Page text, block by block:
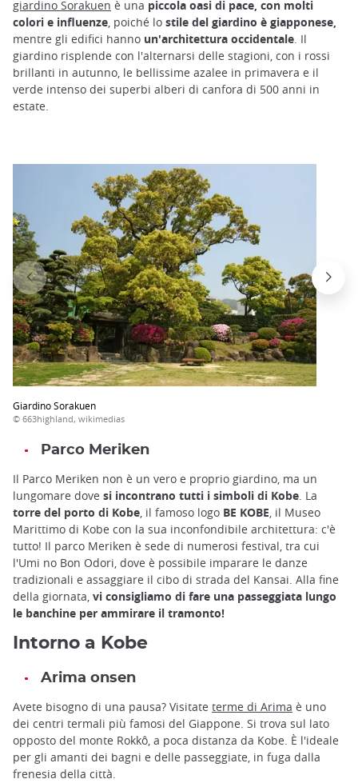
giardino Sorakuen è una piccola oasi di pace, con molti
colori e influenze, poiché lo stile del giardino è giapponese,
mentre gli edifici hanno un'architettura occidentale. Il
giardino risplende con l'alternarsi delle stagioni, con i rossi
brillanti in autunno, le bellissime azalee in primavera e il
verde intenso dei superbi alberi di canfora di 500 anni in
estate.
Giardino Sorakuen
© 663highland, wikimedias
Parco Meriken
Il Parco Meriken non è un vero e proprio giardino, ma un
lungomare dove si incontrano tutti i simboli di Kobe. La
torre del porto di Kobe, il famoso logo BE KOBE, il Museo
Marittimo di Kobe con la sua inconfondibile architettura: c'è
tutto! Il parco Meriken è sede di numerosi festival, tra cui
l'Umi no Bon Odori, dove è possibile imparare le danze
tradizionali e assaggiare il cibo di strada del Kansai. Alla fine
della giornata, vi consigliamo di fare una passeggiata lungo
le banchine per ammirare il tramonto!
Intorno a Kobe
Arima onsen
Avete bisogno di una pausa? Visitate terme di Arima è uno
dei centri termali più famosi del Giappone. Si trova sul lato
opposto del monte Rokkô, a poca distanza da Kobe. È l'ideale
per gli amanti dei bagni e delle passeggiate, in fuga dalla
frenesia della città.